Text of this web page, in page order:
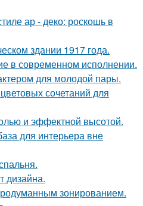
ар - деко: роскошь в
здании 1917 года.
в современном исполнении.
для молодой пары.
сочетаний для
и эффектной высотой.
для интерьера вне
дизайна.
зонированием.